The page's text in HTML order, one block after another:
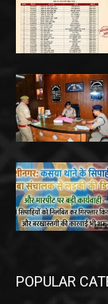
POPULAR